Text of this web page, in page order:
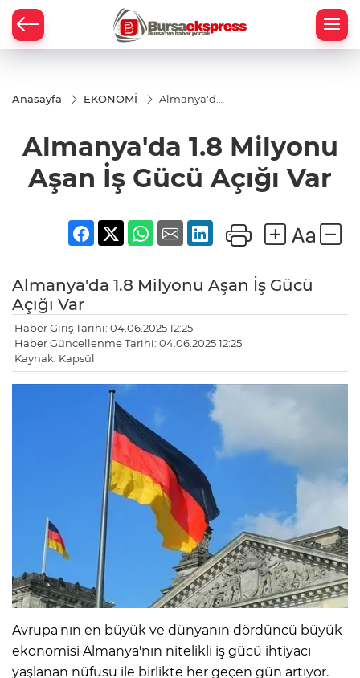
Anasayfa EKONOMİ
Almanya'da
Gücü Açığı
Var
Almanya'da 1.8 Milyonu
Aşan İş Gücü Açığı Var
Almanya'da 1.8 Milyonu Aşan İş Gücü
Açığı Var
Haber Giriş Tarihi: 04.06.2025 12:25
Haber Güncellenme Tarihi: 04.06.2025 12:25
Kaynak: Kapsül
Avrupa'nın en büyük ve dünyanın dördüncü büyük
ekonomisi Almanya'nın nitelikli iş gücü ihtiyacı
yaşlanan nüfusu ile birlikte her geçen gün artıyor.